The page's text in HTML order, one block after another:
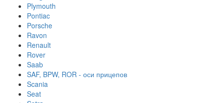
Plymouth
Pontiac
Porsche
Ravon
Renault
Rover
Saab
SAF, BPW, ROR - оси прицепов
Scania
Seat